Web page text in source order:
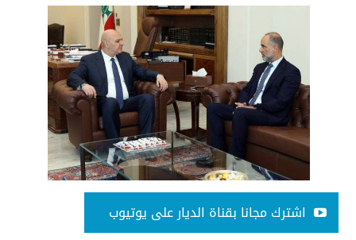
اشترك مجانا بقناة الديار على يوتيوب